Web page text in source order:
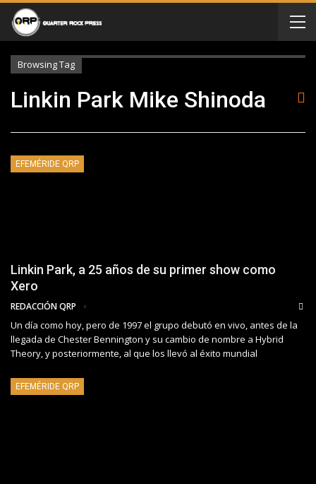
Browsing Tag
Linkin Park Mike Shinoda
EFEMÉRIDE QRP
Linkin Park, a 25 años de su primer show como
Xero
REDACCIÓN QRP
Un día como hoy, pero de 1997 el grupo debutó en vivo, antes de la
llegada de Chester Bennington y su cambio de nombre a Hybrid
Theory, y posteriormente, al que los llevó al éxito mundial
EFEMÉRIDE QRP